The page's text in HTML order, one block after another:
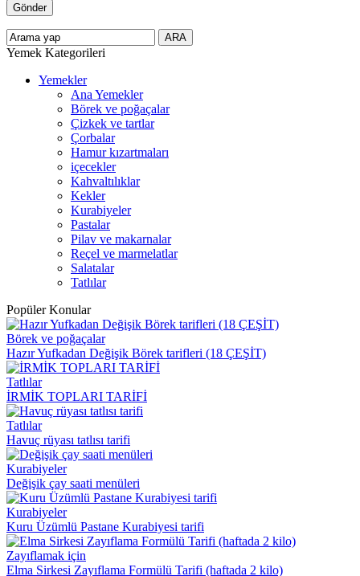
Yemek Kategorileri
Yemekler
Ana Yemekler
Börek ve poğaçalar
Çizkek ve tartlar
Çorbalar
Hamur kızartmaları
içecekler
Kahvaltılıklar
Kekler
Kurabiyeler
Pastalar
Pilav ve makarnalar
Reçel ve marmelatlar
Salatalar
Tatlılar
Popüler Konular
Börek ve poğaçalar
Hazır Yufkadan Değişik Börek tarifleri (18 ÇEŞİT)
Tatlılar
İRMİK TOPLARI TARİFİ
Tatlılar
Havuç rüyası tatlısı tarifi
Kurabiyeler
Değişik çay saati menüleri
Kurabiyeler
Kuru Üzümlü Pastane Kurabiyesi tarifi
Zayıflamak için
Elma Sirkesi Zayıflama Formülü Tarifi (haftada 2 kilo)